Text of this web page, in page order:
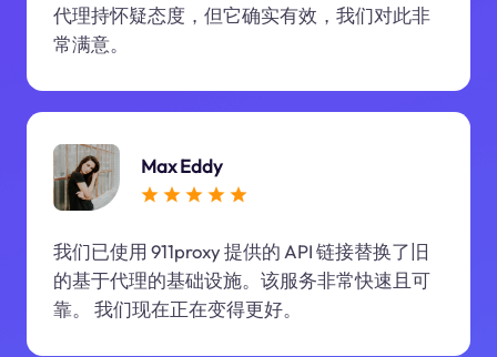
代理持怀疑态度，但它确实有效，我们对此非
常满意。
Max Eddy
我们已使用 911proxy 提供的 API 链接替换了旧
的基于代理的基础设施。该服务非常快速且可
靠。 我们现在正在变得更好。